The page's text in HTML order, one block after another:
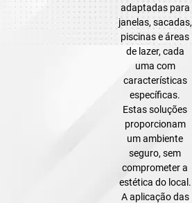
adaptadas para
janelas, sacadas,
piscinas e áreas
de lazer, cada
uma com
características
específicas.
Estas soluções
proporcionam
um ambiente
seguro, sem
comprometer a
estética do local.
A aplicação das